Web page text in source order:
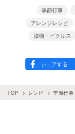
季節行事
アレンジレシピ
漬物・ピクルス
TOP レシピ 季節行事